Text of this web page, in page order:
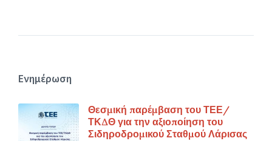
Ενημέρωση
Θεσμική παρέμβαση του ΤΕΕ/
ΤΚΔΘ για την αξιοποίηση του
Σιδηροδρομικού Σταθμού Λάρισας